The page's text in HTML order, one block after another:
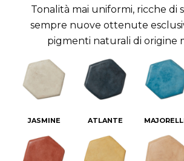
Tonalità mai uniformi, ricche di
sempre nuove ottenute
pigmenti naturali di origine
JASMINE ATLANTE